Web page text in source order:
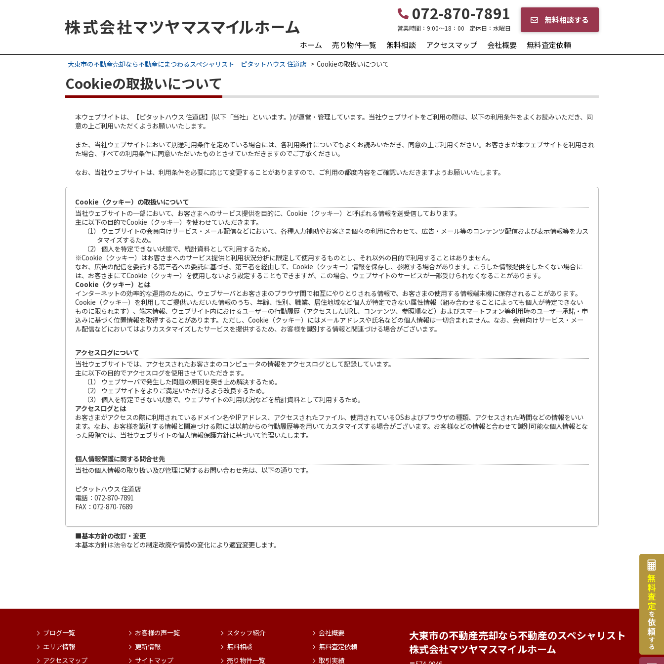
072-870-7891
営業時間： 9:00～18：00 定休日： 水曜日
無料相談する
ホーム 売り物件一覧 無料相談 アクセスマップ 会社概要 無料査定依頼
大東市の不動産売却なら不動産にまつわるスペシャリスト ピタットハウス 住道店 Cookieの取扱いについて
Cookieの取扱いについて
本ウェブサイトは、【ピタットハウス 住道店】(以下「当社」といいます。)が運営・管理しています。当社ウェブサイトをご利用の際は、以下の利用条件をよくお読みいただき、同
意の上ご利用いただくようお願いいたします。
また、当社ウェブサイトにおいて別途利用条件を定めている場合には、各利用条件についてもよくお読みいただき、同意の上ご利用ください。お客さまが本ウェブサイトを利用され
た場合、すべての利用条件に同意いただいたものとさせていただきますのでご了承ください。
なお、当社ウェブサイトは、利用条件を必要に応じて変更することがありますので、ご利用の都度内容をご確認いただきますようお願いいたします。
Cookie（クッキー）の取扱いについて
当社ウェブサイトの一部において、お客さまへのサービス提供を目的に、Cookie（クッキー）と呼ばれる情報を送受信しております。
主に以下の目的でCookie（クッキー）を使わせていただきます。
（1） ウェブサイトの会員向けサービス・メール配信などにおいて、各種入力補助やお客さま個々の利用に合わせて、広告・メール等のコンテンツ配信および表示情報等をカス
タマイズするため。
（2） 個人を特定できない状態で、統計資料として利用するため。
※Cookie（クッキー）はお客さまへのサービス提供と利用状況分析に限定して使用するものとし、それ以外の目的で利用することはありません。
なお、広告の配信を委託する第三者への委託に基づき、第三者を経由して、Cookie（クッキー）情報を保存し、参照する場合があります。こうした情報提供をしたくない場合に
は、お客さまにてCookie（クッキー）を使用しないよう設定することもできますが、この場合、ウェブサイトのサービスが一部受けられなくなることがあります。
Cookie（クッキー）とは
インターネットの効率的な運用のために、ウェブサーバとお客さまのブラウザ間で相互にやりとりされる情報で、お客さまの使用する情報端末機に保存されることがあります。
Cookie（クッキー）を利用してご提供いただいた情報のうち、年齢、性別、職業、居住地域など個人が特定できない属性情報（組み合わせることによっても個人が特定できない
ものに限られます）、端末情報、ウェブサイト内におけるユーザーの行動履歴（アクセスしたURL、コンテンツ、参照順など）およびスマートフォン等利用時のユーザー承諾・申
込みに基づく位置情報を取得することがあります。ただし、Cookie（クッキー）にはメールアドレスや氏名などの個人情報は一切含まれません。なお、会員向けサービス・メー
ル配信などにおいてはよりカスタマイズしたサービスを提供するため、お客様を識別する情報と関連づける場合がございます。
アクセスログについて
当社ウェブサイトでは、アクセスされたお客さまのコンピュータの情報をアクセスログとして記録しています。
主に以下の目的でアクセスログを使用させていただきます。
（1） ウェブサーバで発生した問題の原因を突き止め解決するため。
（2） ウェブサイトをよりご満足いただけるよう改良するため。
（3） 個人を特定できない状態で、ウェブサイトの利用状況などを統計資料として利用するため。
アクセスログとは
お客さまがアクセスの際に利用されているドメイン名やIPアドレス、アクセスされたファイル、使用されているOSおよびブラウザの種類、アクセスされた時間などの情報をいい
ます。なお、お客様を識別する情報と関連づける際には以前からの行動履歴等を用いてカスタマイズする場合がございます。お客様などの情報と合わせて識別可能な個人情報とな
った段階では、当社ウェブサイトの個人情報保護方針に基づいて管理いたします。
個人情報保護に関する問合せ先
当社の個人情報の取り扱い及び管理に関するお問い合わせ先は、以下の通りです。
ピタットハウス 住道店
電話：072-870-7891
FAX：072-870-7689
■基本方針の改訂・変更
本基本方針は法令などの制定改廃や情勢の変化により適宜変更します。
ブログ一覧
エリア情報
アクセスマップ
お客様の声一覧
更新情報
サイトマップ
スタッフ紹介
無料相談
売り物件一覧
会社概要
無料査定依頼
取引実績
大東市の不動産売却なら不動産のスペシャリスト
株式会社マツヤマスマイルホーム